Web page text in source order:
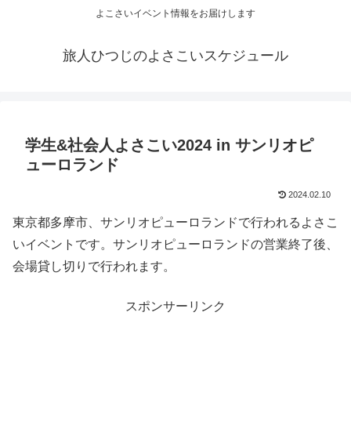
よこさいイベント情報をお届けします
旅人ひつじのよさこいスケジュール
学生&社会人よさこい2024 in サンリオピ
ューロランド
2024.02.10
東京都多摩市、サンリオピューロランドで行われるよさこ
いイベントです。サンリオピューロランドの営業終了後、
会場貸し切りで行われます。
スポンサーリンク